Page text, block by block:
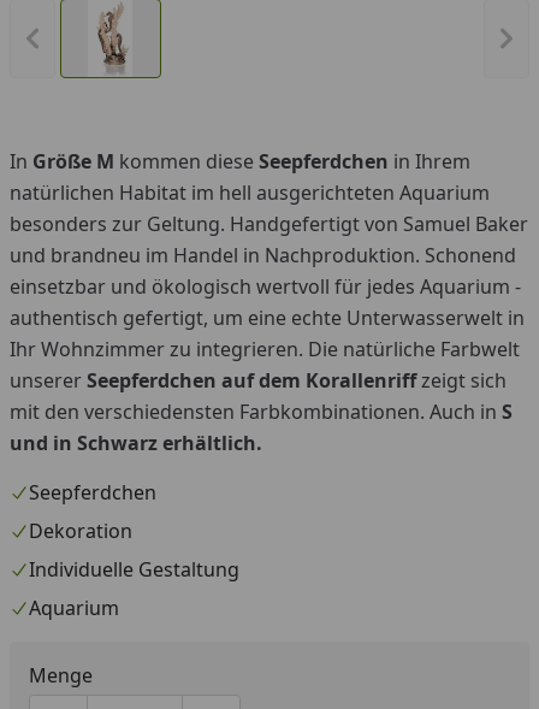
Vorheriges Bild anzeigen
In Größe M kommen diese Seepferdchen in Ihrem
natürlichen Habitat im hell ausgerichteten Aquarium
besonders zur Geltung. Handgefertigt von Samuel Baker
und brandneu im Handel in Nachproduktion. Schonend
einsetzbar und ökologisch wertvoll für jedes Aquarium -
authentisch gefertigt, um eine echte Unterwasserwelt in
Ihr Wohnzimmer zu integrieren. Die natürliche Farbwelt
unsererSeepferdchen auf dem Korallenriffzeigt sich
mit den verschiedensten Farbkombinationen. Auch in S
und in Schwarz erhältlich.
Seepferdchen
Dekoration
Individuelle Gestaltung
Aquarium
Menge